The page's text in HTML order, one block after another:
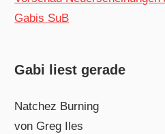
Gabis SuB
Gabi liest gerade
Natchez Burning
von Greg Iles